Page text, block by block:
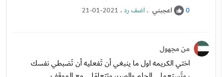
0 اعجبني .اضف رد.
21-01-2021
من مجهول
اختي الكريمه اول ما ينبغي أن تَفعليه أن تَضبطي نفسك